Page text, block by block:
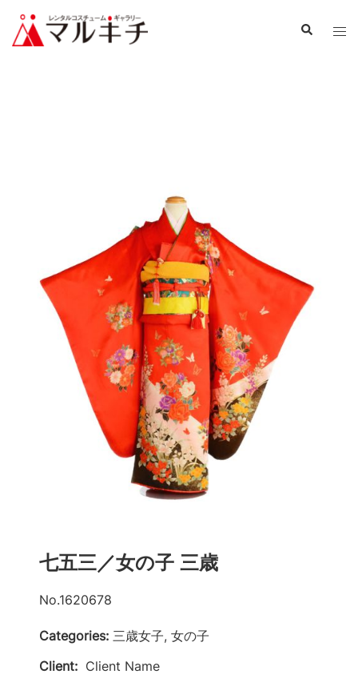
七五三／女の子 三歳
No.1620678
Categories: 三歳女子, 女の子
Client: Client Name